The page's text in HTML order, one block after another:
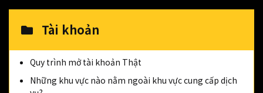
Tài khoản
Quy trình mở tài khoản Thật
Những khu vực nào nằm ngoài khu vực cung cấp dịch